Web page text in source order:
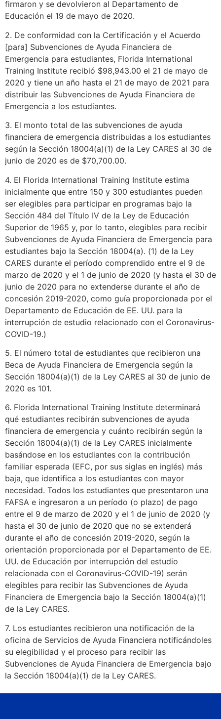
firmaron y se devolvieron al Departamento de
Educación el 19 de mayo de 2020.
2. De conformidad con la Certificación y el Acuerdo
[para] Subvenciones de Ayuda Financiera de
Emergencia para estudiantes, Florida International
Training Institute recibió $98,943.00 el 21 de mayo de
2020 y tiene un año hasta el 21 de mayo de 2021 para
distribuir las Subvenciones de Ayuda Financiera de
Emergencia a los estudiantes.
3. El monto total de las subvenciones de ayuda
financiera de emergencia distribuidas a los estudiantes
según la Sección 18004(a)(1) de la Ley CARES al 30 de
junio de 2020 es de $70,700.00.
4. El Florida International Training Institute estima
inicialmente que entre 150 y 300 estudiantes pueden
ser elegibles para participar en programas bajo la
Sección 484 del Título IV de la Ley de Educación
Superior de 1965 y, por lo tanto, elegibles para recibir
Subvenciones de Ayuda Financiera de Emergencia para
estudiantes bajo la Sección 18004(a). (1) de la Ley
CARES durante el período comprendido entre el 9 de
marzo de 2020 y el 1 de junio de 2020 (y hasta el 30 de
junio de 2020 para no extenderse durante el año de
concesión 2019-2020, como guía proporcionada por el
Departamento de Educación de EE. UU. para la
interrupción de estudio relacionado con el Coronavirus-
COVID-19.)
5. El número total de estudiantes que recibieron una
Beca de Ayuda Financiera de Emergencia según la
Sección 18004(a)(1) de la Ley CARES al 30 de junio de
2020 es 101.
6. Florida International Training Institute determinará
qué estudiantes recibirán subvenciones de ayuda
financiera de emergencia y cuánto recibirán según la
Sección 18004(a)(1) de la Ley CARES inicialmente
basándose en los estudiantes con la contribución
familiar esperada (EFC, por sus siglas en inglés) más
baja, que identifica a los estudiantes con mayor
necesidad. Todos los estudiantes que presentaron una
FAFSA e ingresaron a un período (o plazo) de pago
entre el 9 de marzo de 2020 y el 1 de junio de 2020 (y
hasta el 30 de junio de 2020 que no se extenderá
durante el año de concesión 2019-2020, según la
orientación proporcionada por el Departamento de EE.
UU. de Educación por interrupción del estudio
relacionada con el Coronavirus-COVID-19) serán
elegibles para recibir las Subvenciones de Ayuda
Financiera de Emergencia bajo la Sección 18004(a)(1)
de la Ley CARES.
7. Los estudiantes recibieron una notificación de la
oficina de Servicios de Ayuda Financiera notificándoles
su elegibilidad y el proceso para recibir las
Subvenciones de Ayuda Financiera de Emergencia bajo
la Sección 18004(a)(1) de la Ley CARES.